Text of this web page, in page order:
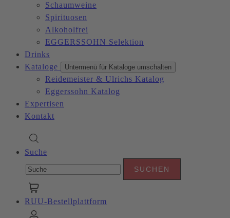
Schaumweine
Spirituosen
Alkoholfrei
EGGERSSOHN Selektion
Drinks
Kataloge
Untermenü für Kataloge umschalten
Reidemeister & Ulrichs Katalog
Eggerssohn Katalog
Expertisen
Kontakt
Suche
RUU-Bestellplattform